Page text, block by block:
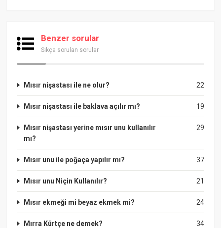
Benzer sorular
Sıkça sorulan sorular
22
Mısır nişastası ile ne olur?
19
Mısır nişastası ile baklava açılır mı?
29
Mısır nişastası yerine mısır unu kullanılır
mı?
37
Mısır unu ile poğaça yapılır mı?
21
Mısır unu Niçin Kullanılır?
24
Mısır ekmeği mi beyaz ekmek mi?
34
Mırra Kürtçe ne demek?